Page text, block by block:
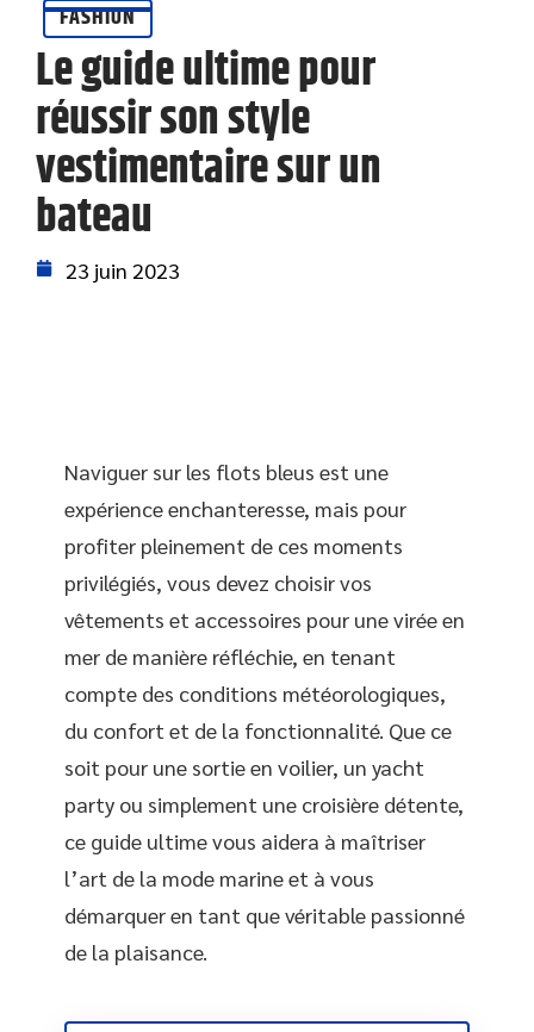
FASHION
Le guide ultime pour
réussir son style
vestimentaire sur un
bateau
23 juin 2023
Naviguer sur les flots bleus est une
expérience enchanteresse, mais pour
profiter pleinement de ces moments
privilégiés, vous devez choisir vos
vêtements et accessoires pour une virée en
mer de manière réfléchie, en tenant
compte des conditions météorologiques,
du confort et de la fonctionnalité. Que ce
soit pour une sortie en voilier, un yacht
party ou simplement une croisière détente,
ce guide ultime vous aidera à maîtriser
l’art de la mode marine et à vous
démarquer en tant que véritable passionné
de la plaisance.